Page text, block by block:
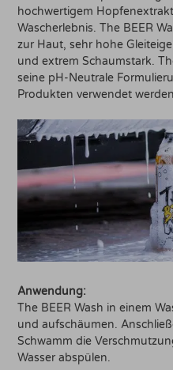
hochwertigem
Wascherlebnis. The BEER
zur Haut, sehr hohe
und extrem Schaumstark.
seine pH-Neutrale
Produkten verwendet
Anwendung:
The BEER Wash in einem
und aufschäumen.
Schwamm die
Wasser abspülen.